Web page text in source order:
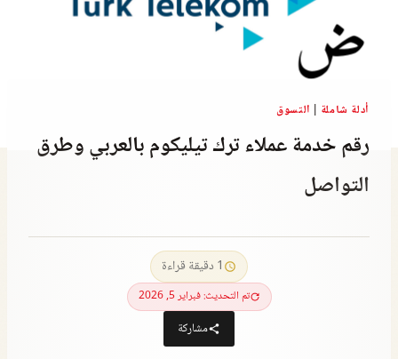
أدلة شاملة | التسوق
رقم خدمة عملاء ترك تيليكوم بالعربي وطرق
التواصل
1 دقيقة قراءة
تم التحديث: فبراير 5, 2026
مشاركة